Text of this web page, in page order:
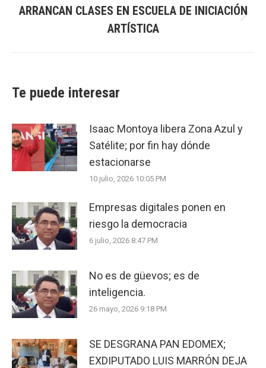
post:
ARRANCAN CLASES EN ESCUELA DE INICIACIÓN
ARTÍSTICA
Te puede interesar
Isaac Montoya libera Zona Azul y
Satélite; por fin hay dónde
estacionarse
10 julio, 2026 10:05 PM
Empresas digitales ponen en
riesgo la democracia
6 julio, 2026 8:47 PM
No es de güevos; es de
inteligencia.
26 mayo, 2026 9:18 PM
SE DESGRANA PAN EDOMEX;
EXDIPUTADO LUIS MARRÓN DEJA